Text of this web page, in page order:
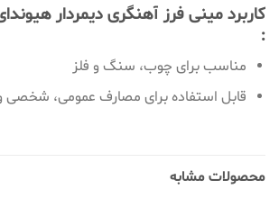
:
مناسب برای چوب، سنگ و فلز
قابل استفاده برای مصارف عمومی، شخصی
محصولات مشابه